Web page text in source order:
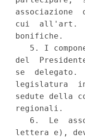
associazione
cui  all'art.
bonifiche.
5. I
del
se  delegato.
legislatura
sedute della
regionali.
6.  Le
lettera e),